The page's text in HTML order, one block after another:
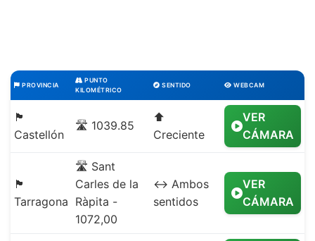
PROVINCIA
PUNTO
KILOMÉTRICO
SENTIDO WEBCAM
🏴
Castellón
🛣️ 1039.85
⬆️
Creciente
VER
CÁMARA
🏴
Tarragona
🛣️ Sant
Carles de la
Ràpita -
1072,00
↔️ Ambos
sentidos
VER
CÁMARA